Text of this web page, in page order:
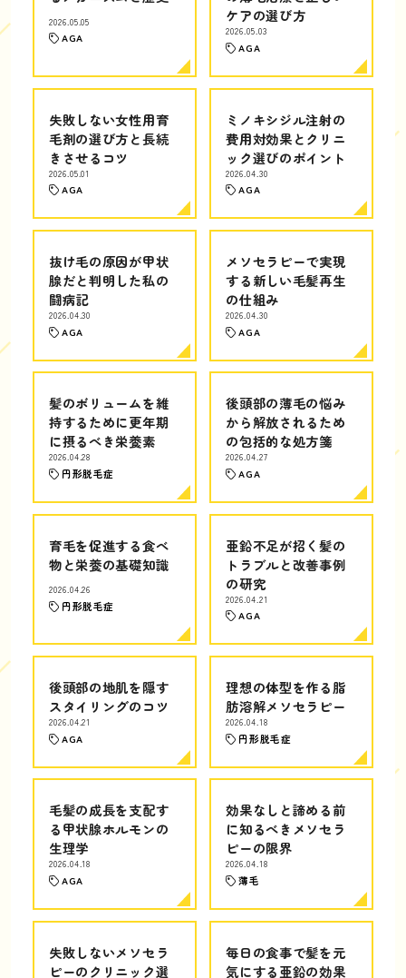
2026.05.05
AGA
ケアの選び方
2026.05.03
AGA
失敗しない女性用育
毛剤の選び方と長続
きさせるコツ
2026.05.01
AGA
ミノキシジル注射の
費用対効果とクリニ
ック選びのポイント
2026.04.30
AGA
抜け毛の原因が甲状
腺だと判明した私の
闘病記
2026.04.30
AGA
メソセラピーで実現
する新しい毛髪再生
の仕組み
2026.04.30
AGA
髪のボリュームを維
持するために更年期
に摂るべき栄養素
2026.04.28
円形脱毛症
後頭部の薄毛の悩み
から解放されるため
の包括的な処方箋
2026.04.27
AGA
育毛を促進する食べ
物と栄養の基礎知識
2026.04.26
円形脱毛症
亜鉛不足が招く髪の
トラブルと改善事例
の研究
2026.04.21
AGA
後頭部の地肌を隠す
スタイリングのコツ
2026.04.21
AGA
理想の体型を作る脂
肪溶解メソセラピー
2026.04.18
円形脱毛症
毛髪の成長を支配す
る甲状腺ホルモンの
生理学
2026.04.18
AGA
効果なしと諦める前
に知るべきメソセラ
ピーの限界
2026.04.18
薄毛
失敗しないメソセラ
ピーのクリニック選
毎日の食事で髪を元
気にする亜鉛の効果